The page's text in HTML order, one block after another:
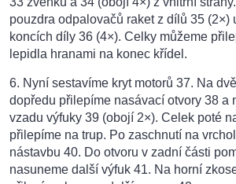
pouzdra odpalovačů raket z dílů 35 (2×)
koncích díly 36 (4×). Celky můžeme
lepidla hranami na konec křídel.
6. Nyní sestavíme kryt motorů 37. Na
dopředu přilepíme nasávací otvory 38 a
vzadu výfuky 39 (obojí 2×). Celek poté
přilepíme na trup. Po zaschnutí na
nástavbu 40. Do otvoru v zadní části
nasuneme další výfuk 41. Na horní